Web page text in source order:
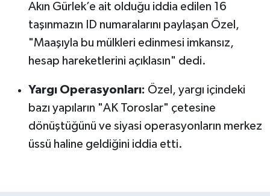
Akın Gürlek’e ait olduğu iddia edilen 16
taşınmazın ID numaralarını paylaşan Özel,
"Maaşıyla bu mülkleri edinmesi imkansız,
hesap hareketlerini açıklasın" dedi.
Yargı Operasyonları: Özel, yargı içindeki
bazı yapıların "AK Toroslar" çetesine
dönüştüğünü ve siyasi operasyonların merkez
üssü haline geldiğini iddia etti.